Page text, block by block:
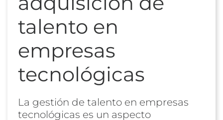
talento en
empresas
tecnológicas
La gestión de talento en empresas
tecnológicas es un aspecto